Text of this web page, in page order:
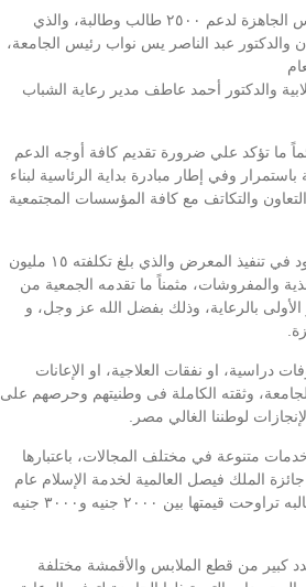
شهد الدكتور حسان النعماني رئيس جامعة سوهاج ختام فعاليات معرض خير بلدنا للملابس الجاهزة لدعم ٢٥٠٠ طالب وطالبة، والذي
والدكتور عبد الناصر يس نواب رئيس الجامعة،
والدكتور أحمد عاطف مدير رعاية الشباب
ما تؤكد علي ضرورة تقديم كافة أوجه الدعم
وفي إطار مبادرة بداية الرئاسية لبناء
والتكاتف مع كافة المؤسسات المجتمعية
ووجه النعماني الشكر لجميع الحضور القائمين على الجمعية الشرعية وماتم بذله من جهود في تنفيذ المعرض والذي بلغ تكلفته ١٥ مليون
والمفروشات، مثمناً ما تقدمه الجمعية من
بالرعاية، وذلك بفضل الله عز وجل، و
دراسية، او نفقات العلاجية، او الإعانات
الجامعة، وثقته الكاملة فى وطنيتهم وحرصهم على
لوطننا الغالي مصر.
متنوعة في مختلف المجالات، باعتبارها
الملك فيصل العالمية لخدمة الإسلام عام
2009، مضيفاً انه خلال حفل الختام تم إجراء سحب علي جوائز ماليه لعدد ٢٠ طالب وطالبه تراوحت قيمتها بين ٢٠٠٠ جنيه و٣٠٠٠ جنيه
كبير من قطع الملابس والأقمشة مختلفة